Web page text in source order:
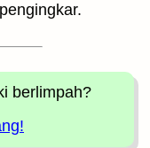
berlimpah?